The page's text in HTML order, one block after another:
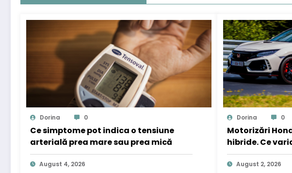
Dorina 0
Ce simptome pot indica o tensiune
arterială prea mare sau prea mică
August 4, 2026
Dorina 0
Motorizări
hibride. Ce
August 2, 2026